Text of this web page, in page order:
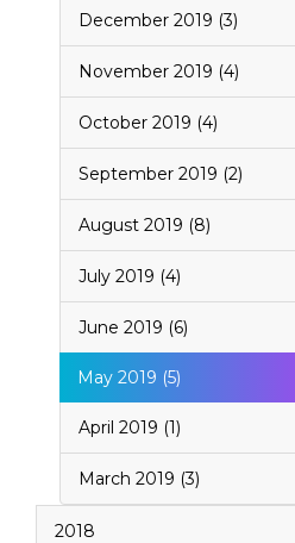
December 2019 (3)
November 2019 (4)
October 2019 (4)
September 2019 (2)
August 2019 (8)
July 2019 (4)
June 2019 (6)
May 2019 (5)
April 2019 (1)
March 2019 (3)
2018